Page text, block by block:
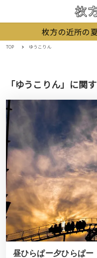
枚方の近所の
TOP ゆうこりん
「ゆうこりん」に関
昼ひらぱー夕ひらぱー